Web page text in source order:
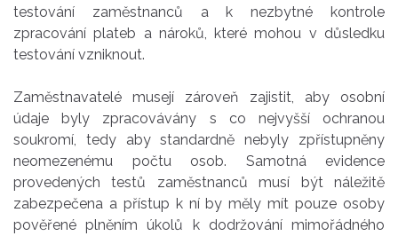
testování zaměstnanců a k nezbytné kontrole
zpracování plateb a nároků, které mohou v důsledku
testování vzniknout.
Zaměstnavatelé musejí zároveň zajistit, aby osobní
údaje byly zpracovávány s co nejvyšší ochranou
soukromí, tedy aby standardně nebyly zpřístupněny
neomezenému počtu osob. Samotná evidence
provedených testů zaměstnanců musí být náležitě
zabezpečena a přístup k ní by měly mít pouze osoby
pověřené plněním úkolů k dodržování mimořádného